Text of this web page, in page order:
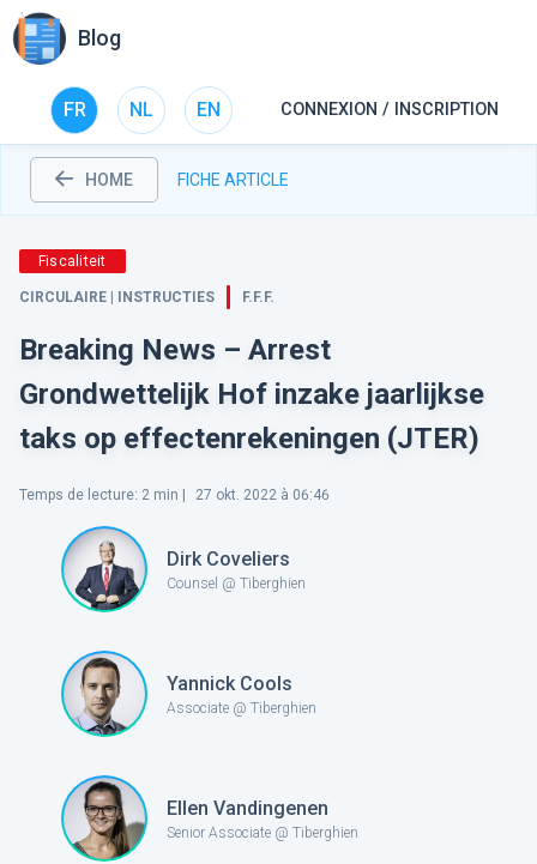
Blog
FR NL EN CONNEXION / INSCRIPTION
HOME FICHE ARTICLE
Fiscaliteit
CIRCULAIRE | INSTRUCTIES F.F.F.
Breaking News – Arrest
Grondwettelijk Hof inzake jaarlijkse
taks op effectenrekeningen (JTER)
Temps de lecture: 2 min | 27 okt. 2022 à 06:46
Dirk Coveliers
Counsel @ Tiberghien
Yannick Cools
Associate @ Tiberghien
Ellen Vandingenen
Senior Associate @ Tiberghien